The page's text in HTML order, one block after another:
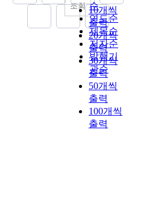
순
연도순
제목순
저자순
발행기
관순
10개씩
출력
20개씩
출력
30개씩
출력
50개씩
출력
100개씩
출력
조회